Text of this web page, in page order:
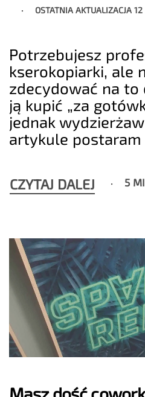
OSTATNIA AKTUALIZACJA12
Potrzebujesz
kserokopiarki, ale
zdecydować na to
ją kupić „za
jednak
artykule postaram
CZYTAJ DALEJ 5